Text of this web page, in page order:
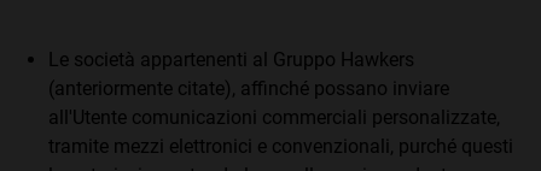
Le società appartenenti al Gruppo Hawkers
(anteriormente citate), affinché possano inviare
all'Utente comunicazioni commerciali personalizzate,
tramite mezzi elettronici e convenzionali, purché questi